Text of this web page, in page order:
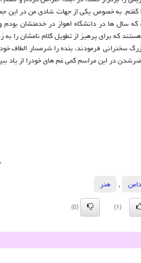
گفتم. به خصوص یکی از جهات شادی من در این
سال ها در دانشگاه اهواز در خدمتشان
که برای پرهیز از تطویل کلام نامشان را به
بزرگ سخنرانی فرمودند، بنده را شرمسار
در این مراسم کمی غم های خودرا از یاد
دامن ,
هنر
(1)
(0)